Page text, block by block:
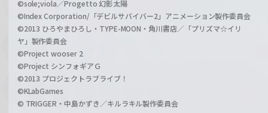
©sole;viola／Progetto 幻影太陽
©Index Corporation/「デビルサバイバー2」アニメーション製作委員会
©2013 ひろやまひろし・TYPE-MOON・角川書店／「プリズマ☆イリ
ヤ」製作委員会
©Project wooser 2
©Project シンフォギアＧ
©2013 プロジェクトラブライブ！
©KLabGames
© TRIGGER・中島かずき／キルラキル製作委員会